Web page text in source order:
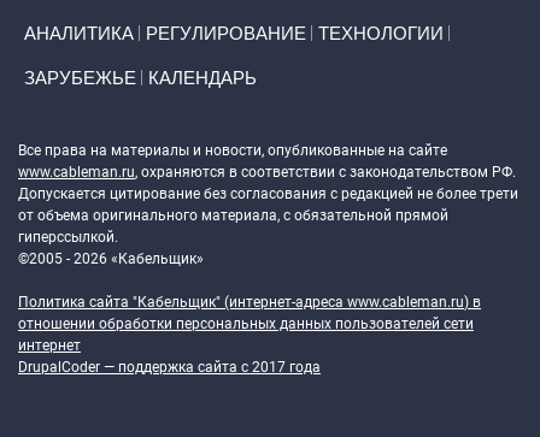
АНАЛИТИКА РЕГУЛИРОВАНИЕ ТЕХНОЛОГИИ
ЗАРУБЕЖЬЕ КАЛЕНДАРЬ
Все права на материалы и новости, опубликованные на сайте
www.cableman.ru, охраняются в соответствии с законодательством РФ.
Допускается цитирование без согласования с редакцией не более трети
от объема оригинального материала, с обязательной прямой
гиперссылкой.
©2005 - 2026 «Кабельщик»
Политика сайта "Кабельщик" (интернет-адреса www.cableman.ru) в
отношении обработки персональных данных пользователей сети
интернет
DrupalCoder — поддержка сайта c 2017 года